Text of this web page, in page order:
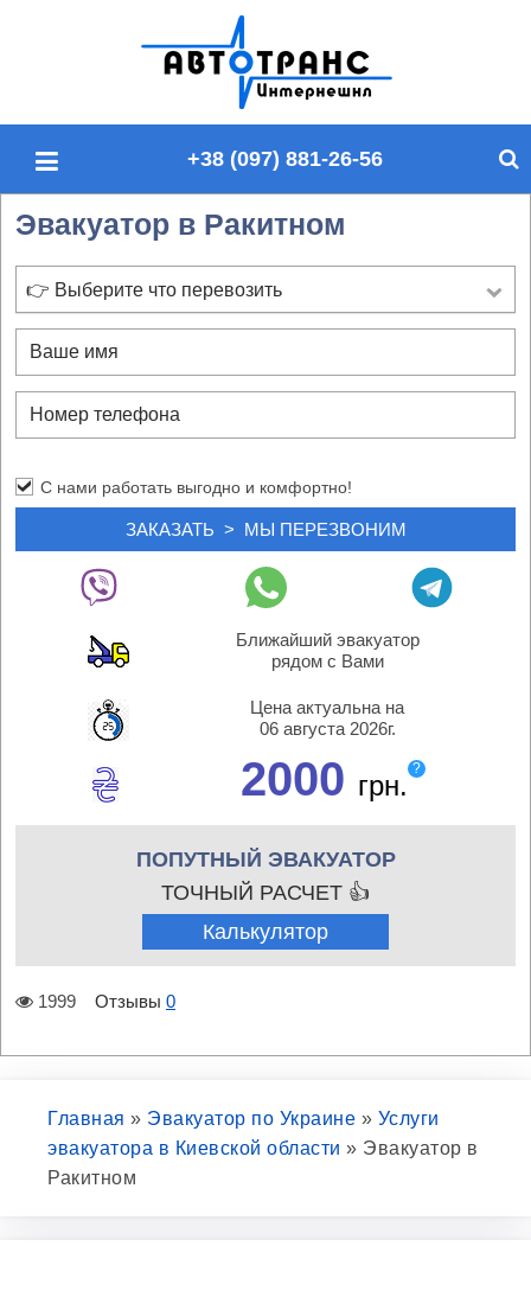
п
й
у
+38 (097) 881-26-56
Эвакуатор в Ракитном
👉 Выберите что перевозить
С нами работать выгодно и комфортно!
Ближайший эвакуатор
рядом с Вами
Цена актуальна на
06 августа 2026г.
2000 грн.
?
ПОПУТНЫЙ ЭВАКУАТОР
ТОЧНЫЙ РАСЧЕТ 👍
Калькулятор
1999 Отзывы 0
Главная » Эвакуатор по Украине » Услуги
эвакуатора в Киевской области » Эвакуатор в
Ракитном